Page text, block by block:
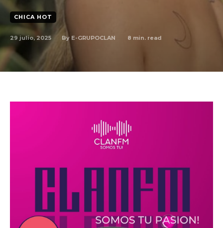
CHICA HOT
29 julio, 2025 By E-GRUPOCLAN 8 min. read